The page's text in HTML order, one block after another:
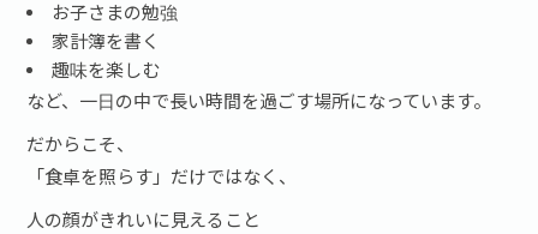
お子さまの勉強
家計簿を書く
趣味を楽しむ
など、一日の中で長い時間を過ごす場所になっています。
だからこそ、
「食卓を照らす」だけではなく、
人の顔がきれいに見えること